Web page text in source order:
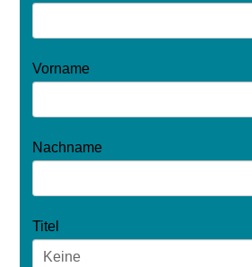
Vorname
Nachname
Titel